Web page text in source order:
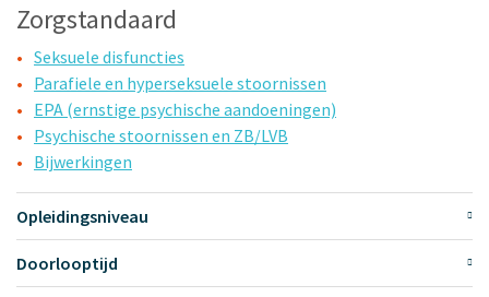
Zorgstandaard
Seksuele disfuncties
Parafiele en hyperseksuele stoornissen
EPA (ernstige psychische aandoeningen)
Psychische stoornissen en ZB/LVB
Bijwerkingen
Opleidingsniveau
Doorlooptijd